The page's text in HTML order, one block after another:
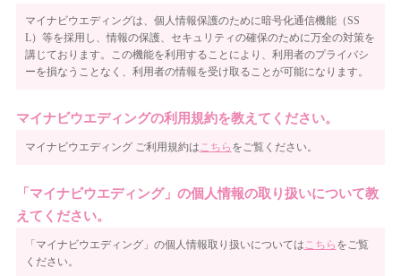
マイナビウエディングは、個人情報保護のために暗号化通信機能（SS
L）等を採用し、情報の保護、セキュリティの確保のために万全の対策を
講じております。この機能を利用することにより、利用者のプライバシ
ーを損なうことなく、利用者の情報を受け取ることが可能になります。
マイナビウエディングの利用規約を教えてください。
マイナビウエディング ご利用規約はこちら をご覧ください。
「マイナビウエディング」の個人情報の取り扱いについて教
えてください。
「マイナビウエディング」の個人情報取り扱いについてはこちら をご覧
ください。